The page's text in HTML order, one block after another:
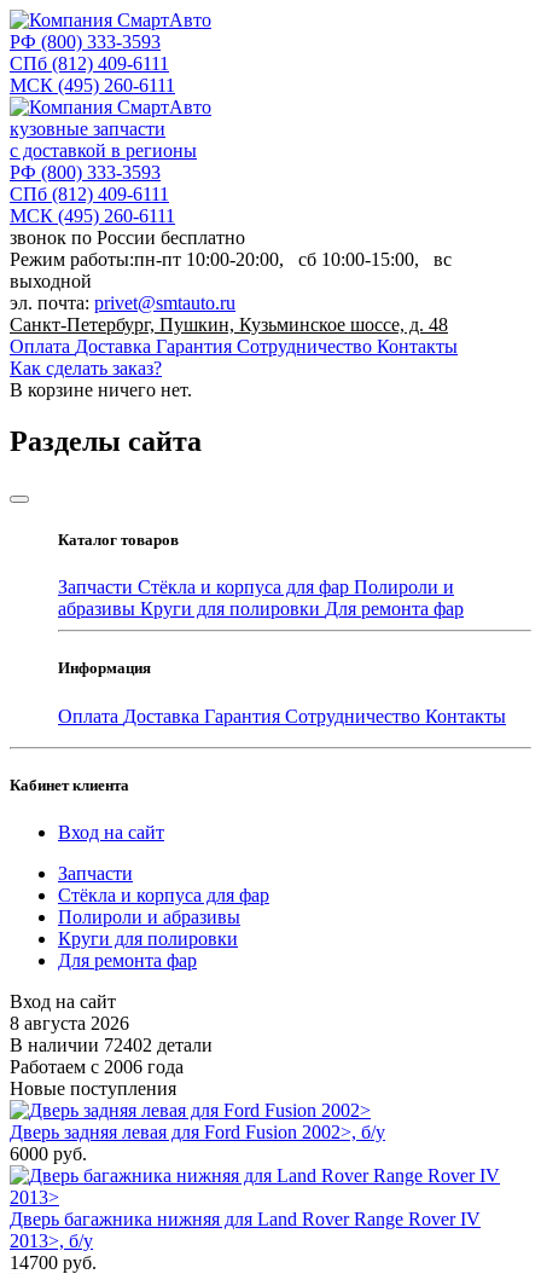
РФ (800) 333-3593
СПб (812) 409-6111
МСК (495) 260-6111
кузовные запчасти
с доставкой в регионы
РФ (800) 333-3593
СПб (812) 409-6111
МСК (495) 260-6111
звонок по России бесплатно
Режим работы:пн-пт 10:00-20:00, сб 10:00-15:00, вс
выходной
эл. почта: privet@smtauto.ru
Санкт-Петербург, Пушкин, Кузьминское шоссе, д. 48
Оплата Доставка Гарантия Сотрудничество Контакты
Как сделать заказ?
В корзине ничего нет.
Разделы сайта
Каталог товаров
Запчасти Стёкла и корпуса для фар Полироли и
абразивы Круги для полировки Для ремонта фар
Информация
Оплата Доставка Гарантия Сотрудничество Контакты
Кабинет клиента
Вход на сайт
Запчасти
Стёкла и корпуса для фар
Полироли и абразивы
Круги для полировки
Для ремонта фар
Вход на сайт
8 августа 2026
В наличии 72402 детали
Работаем с 2006 года
Новые поступления
Дверь задняя левая для Ford Fusion 2002>, б/у
6000 руб.
Дверь багажника нижняя для Land Rover Range Rover IV
2013>, б/у
14700 руб.